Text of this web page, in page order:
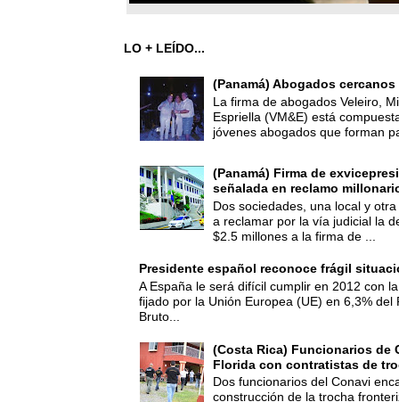
LO + LEÍDO...
(Panamá) Abogados
La firma de abogados Veleiro,
Espriella (VM&E) está
jóvenes abogados que forman
(Panamá) Firma de
señalada en reclamo
Dos sociedades, una local y
a reclamar por la vía judicial la
$2.5 millones a la firma de ...
Presidente español reconoce frágil
A España le será difícil cumplir en 2012 con
fijado por la Unión Europea (UE) en 6,3% del
Bruto...
(Costa Rica) Funcionarios de
Florida con contratistas de
Dos funcionarios del Conavi
construcción de la trocha